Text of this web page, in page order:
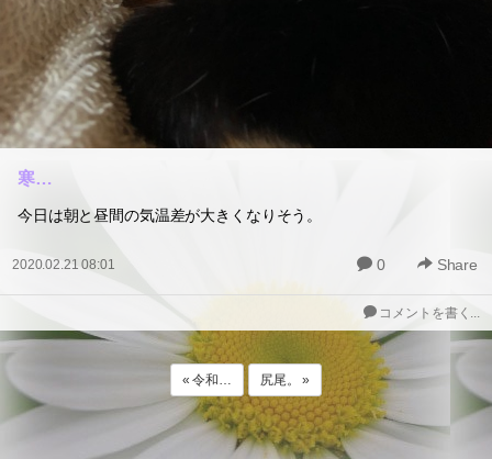
寒…
今日は朝と昼間の気温差が大きくなりそう。
2020.02.21 08:01 0 Share
コメントを書く...
« 令和… 尻尾。 »